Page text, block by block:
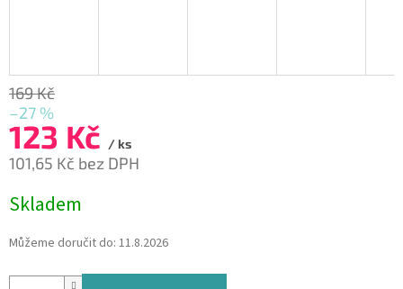
169 Kč
–27 %
123 Kč / ks
101,65 Kč bez DPH
cena:
Skladem
Můžeme doručit do: 11.8.2026